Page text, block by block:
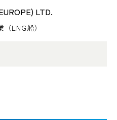
LTD.
LNG船）